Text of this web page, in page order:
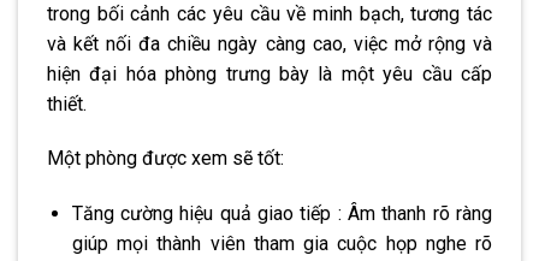
trong bối cảnh các yêu cầu về minh bạch, tương tác
và kết nối đa chiều ngày càng cao, việc mở rộng và
hiện đại hóa phòng trưng bày là một yêu cầu cấp
thiết.
Một phòng được xem sẽ tốt:
Tăng cường hiệu quả giao tiếp : Âm thanh rõ ràng
giúp mọi thành viên tham gia cuộc họp nghe rõ